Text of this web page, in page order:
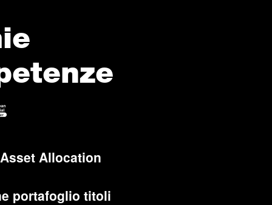
Allocation
portafoglio titoli